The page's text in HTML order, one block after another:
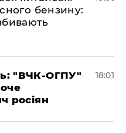
бензину:
"ВЧК-ОГПУ"
росіян
18:01